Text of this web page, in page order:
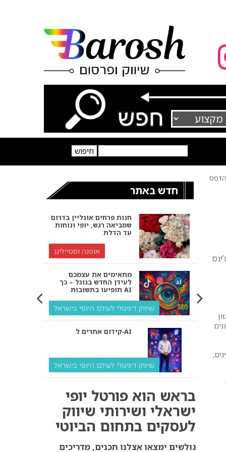
הדפס
חדש באתר
חנות פרחים אונליין בדרום
שמביאה רגש, יופי ונוחות
עד הדלת
אופנה וסטיילינג
מתאימים את עצמכם
לעידן החדש בגוגל – כך
תופיעו בתשובות AI
שיווק דיגיטלי לעולם היופי בישראל
קידום אתרים ל‑AI
שיווק דיגיטלי לעולם היופי בישראל
ולמה העסק שלך צריך
שיווק דיגיטלי לעסקים
קידום ל‑AI לעומת קידום
בראש הוא פורטל יופי
ישראלי ושירותי שיווק
לעסקים בתחום הביוטי
גולשים ימצאו אצלנו תכנים, מדריכים